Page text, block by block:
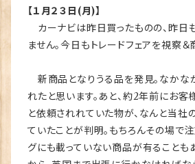
【１月２３日(月)】
カーナビは昨日買ったものの、昨日
ません。今日もトレードフェアを視察＆
新商品となりうる品を発見。なかな
れたと思います。あと、約2年前にお客
と依頼されれていた物が、なんと当社
ていたことが判明。もちろんその場で注
グにも載っていない商品が有ることも